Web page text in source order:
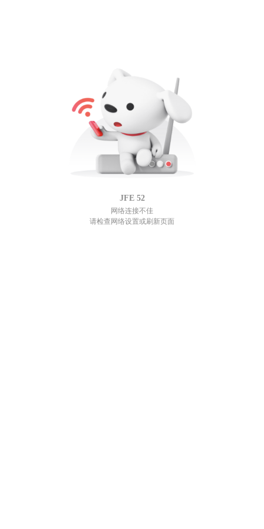
JFE 52
网络连接不佳
请检查网络设置或刷新页面